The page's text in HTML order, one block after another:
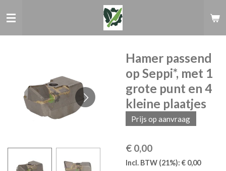
direct
Hamer passend
op Seppi*, met 1
grote punt en 4
kleine plaatjes
Prijs op aanvraag
€ 0,00
Incl. BTW (21%): € 0,00